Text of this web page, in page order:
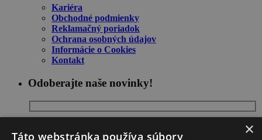
Kariéra
Obchodné podmienky
Reklamačný poriadok
Ochrana osobných údajov
Informácie o Cookies
Kontakt
Odoberajte naše novinky!
×
Táto webstránka používa súbory